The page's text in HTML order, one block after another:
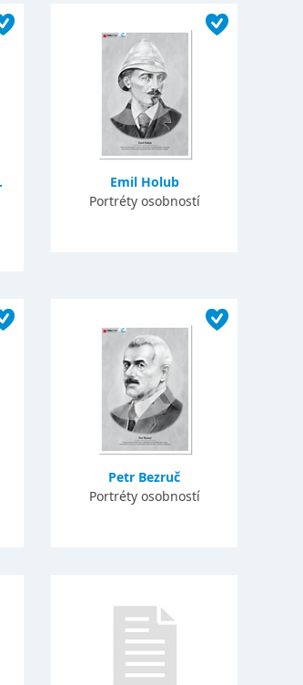
Emil Holub
Portréty osobností
Petr Bezruč
Portréty osobností